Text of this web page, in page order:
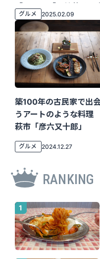
「ROY」「栗林菓子研究
所」
グルメ 2025.02.09
築100年の古民家で出
うアートのような料理
萩市「彦六又十郎」
グルメ 2024.12.27
RANKING